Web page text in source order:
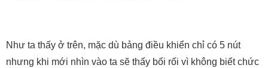
Như ta thấy ở trên, mặc dù bảng điều khiển chỉ có 5 nút
nhưng khi mới nhìn vào ta sẽ thấy bối rối vì không biết chức